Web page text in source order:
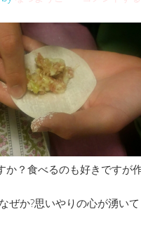
か？食べるのも好きですが
ぜか?思いやりの心が湧い